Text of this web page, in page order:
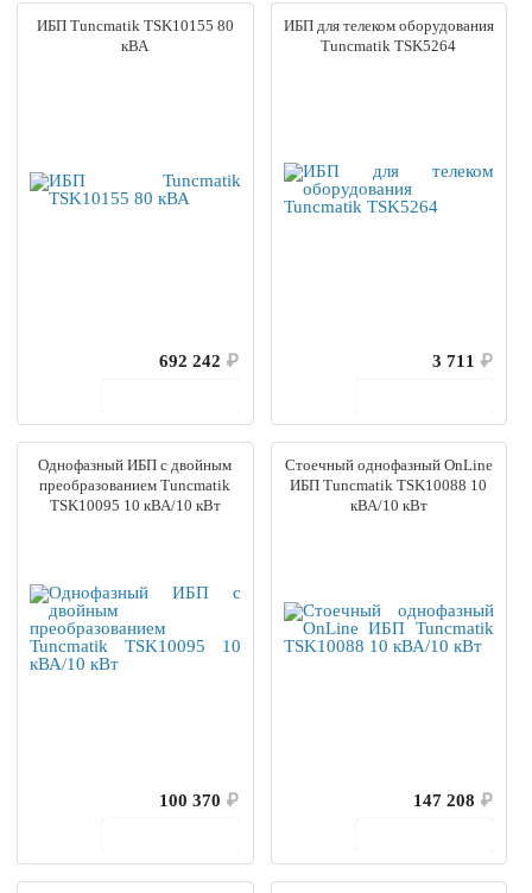
ИБП Tuncmatik TSK10155 80
кВА
692 242 ₽
ИБП для телеком оборудования
Tuncmatik TSK5264
3 711 ₽
Однофазный ИБП с двойным
преобразованием Tuncmatik
TSK10095 10 кВА/10 кВт
100 370 ₽
Стоечный однофазный OnLine
ИБП Tuncmatik TSK10088 10
кВА/10 кВт
147 208 ₽